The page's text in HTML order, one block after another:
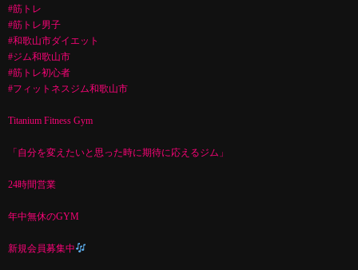
#筋トレ
#筋トレ男子
#和歌山市ダイエット
#ジム和歌山市
#筋トレ初心者
#フィットネスジム和歌山市
Titanium Fitness Gym
「自分を変えたいと思った時に期待に応えるジム」
24時間営業
年中無休のGYM
新規会員募集中